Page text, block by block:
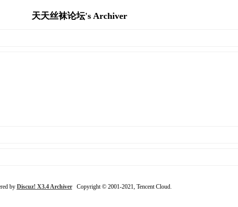
天天丝袜论坛's Archiver
by Discuz! X3.4 ArchiverCopyright © 2001-2021, Tencent Cloud.